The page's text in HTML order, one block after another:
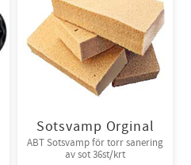
Sotsvamp Orginal
ABT Sotsvamp för torr sanering
av sot 36st/krt